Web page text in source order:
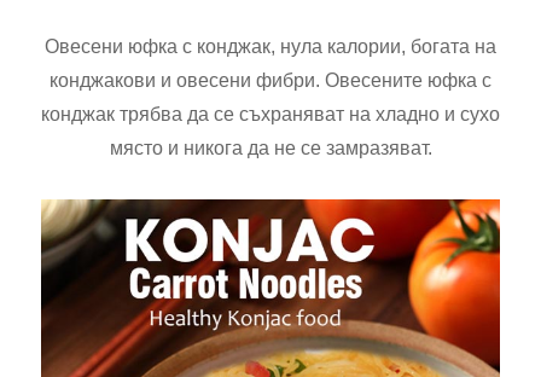
Овесени юфка с конджак, нула калории, богата на
конджакови и овесени фибри. Овесените юфка с
конджак трябва да се съхраняват на хладно и сухо
място и никога да не се замразяват.